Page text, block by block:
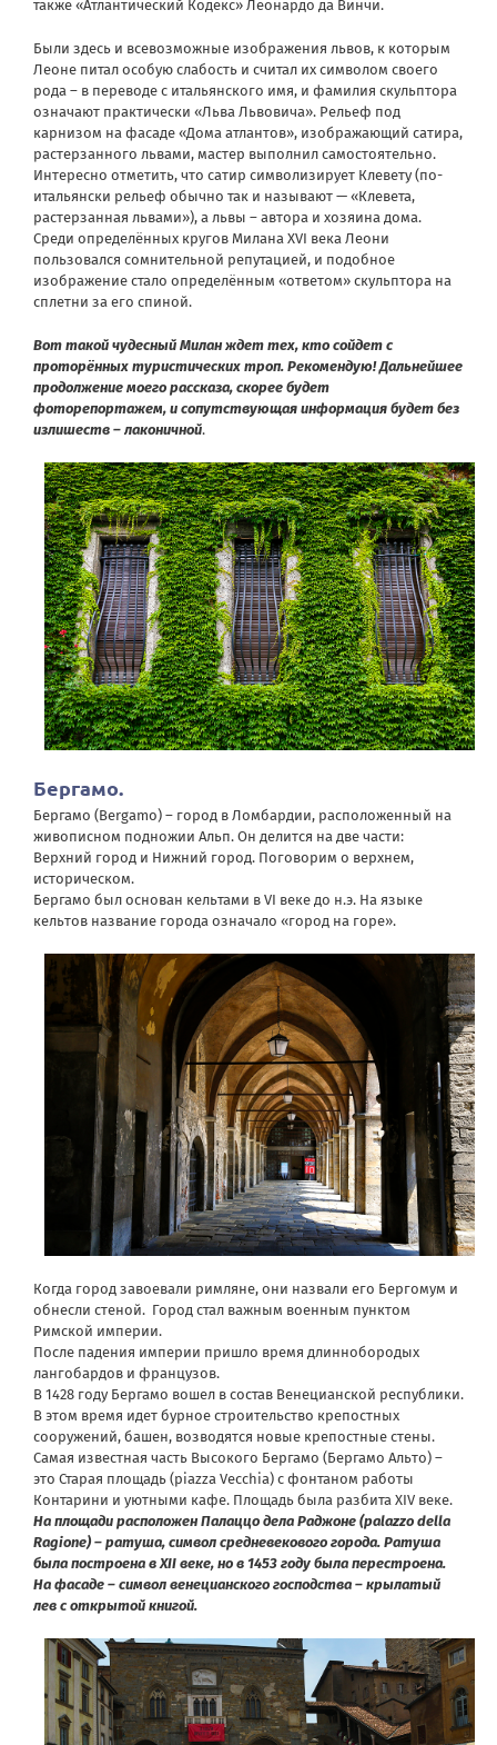
также «Атлантический Кодекс» Леонардо да Винчи.
Были здесь и всевозможные изображения львов, к которым
Леоне питал особую слабость и считал их символом своего
рода – в переводе с итальянского имя, и фамилия скульптора
означают практически «Льва Львовича». Рельеф под
карнизом на фасаде «Дома атлантов», изображающий сатира,
растерзанного львами, мастер выполнил самостоятельно.
Интересно отметить, что сатир символизирует Клевету (по-
итальянски рельеф обычно так и называют — «Клевета,
растерзанная львами»), а львы – автора и хозяина дома.
Среди определённых кругов Милана XVI века Леони
пользовался сомнительной репутацией, и подобное
изображение стало определённым «ответом» скульптора на
сплетни за его спиной.
Вот такой чудесный Милан ждет тех, кто сойдет с
проторённых туристических троп. Рекомендую! Дальнейшее
продолжение моего рассказа, скорее будет
фоторепортажем, и сопутствующая информация будет без
излишеств – лаконичной.
Бергамо.
Бергамо (Bergamo) – город в Ломбардии, расположенный на
живописном подножии Альп. Он делится на две части:
Верхний город и Нижний город. Поговорим о верхнем,
историческом.
Бергамо был основан кельтами в VI веке до н.э. На языке
кельтов название города означало «город на горе».
Когда город завоевали римляне, они назвали его Бергомум и
обнесли стеной. Город стал важным военным пунктом
Римской империи.
После падения империи пришло время длиннобородых
лангобардов и французов.
В 1428 году Бергамо вошел в состав Венецианской республики.
В этом время идет бурное строительство крепостных
сооружений, башен, возводятся новые крепостные стены.
Самая известная часть Высокого Бергамо (Бергамо Альто) –
это Старая площадь (piazza Vecchia) с фонтаном работы
Контарини и уютными кафе. Площадь была разбита XIV веке.
На площади расположен Палаццо дела Раджоне (palazzo della
Ragione) – ратуша, символ средневекового города. Ратуша
была построена в XII веке, но в 1453 году была перестроена.
На фасаде – символ венецианского господства – крылатый
лев с открытой книгой.